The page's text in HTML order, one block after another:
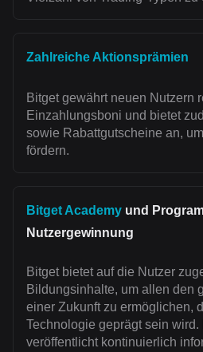
Zahlreiche Aktionsprämien
Bitget gewährt neuen Nutzern
Einzahlungsboni und bietet
sowie Rabattgutscheine an,
fördern.
Bitget Academy und
Nutzergewinnung
Bitget bietet auf die Nutzer
Bildungsinhalte, um allen den
einer Zukunft zu ermöglichen,
Technologie geprägt sein wird.
veröffentlicht kontinuierlich